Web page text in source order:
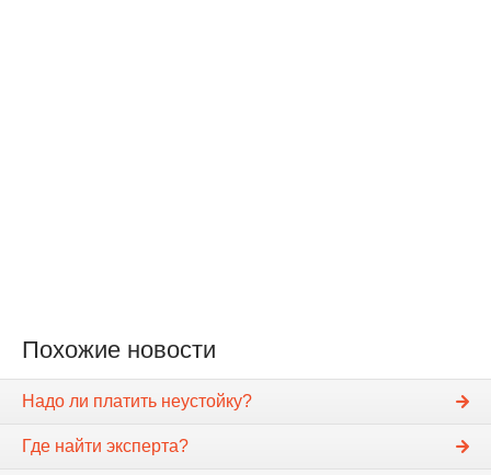
Похожие новости
Надо ли платить неустойку?
Где найти эксперта?